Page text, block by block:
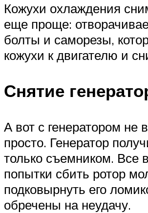
Кожухи охлаждения
еще проще:
болты и саморезы,
кожухи к двигателю и
Снятие
А вот с генератором не
просто. Генератор
только съемником. Все
попытки сбить ротор
подковырнуть его
обречены на неудачу.